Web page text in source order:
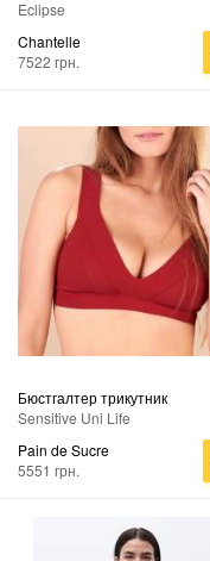
Eclipse
Chantelle
7522 грн.
Бюстгалтер трикутник
Sensitive Uni Life
Pain de Sucre
5551 грн.